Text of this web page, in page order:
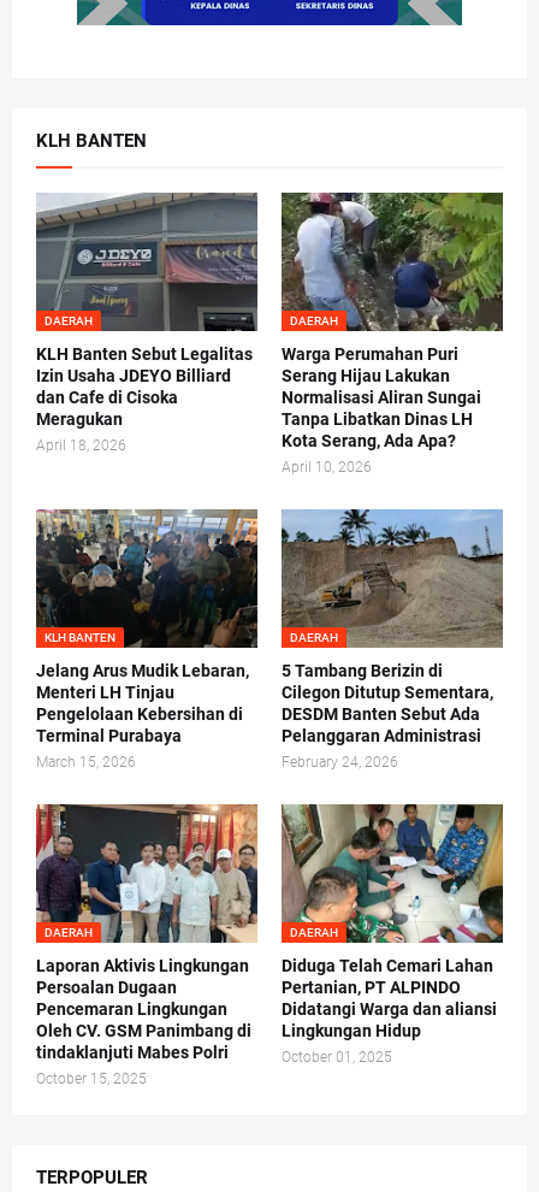
KLH BANTEN
DAERAH
KLH Banten Sebut Legalitas
Izin Usaha JDEYO Billiard
dan Cafe di Cisoka
Meragukan
April 18, 2026
DAERAH
Warga Perumahan Puri
Serang Hijau Lakukan
Normalisasi Aliran Sungai
Tanpa Libatkan Dinas LH
Kota Serang, Ada Apa?
April 10, 2026
KLH BANTEN
Jelang Arus Mudik Lebaran,
Menteri LH Tinjau
Pengelolaan Kebersihan di
Terminal Purabaya
March 15, 2026
DAERAH
5 Tambang Berizin di
Cilegon Ditutup Sementara,
DESDM Banten Sebut Ada
Pelanggaran Administrasi
February 24, 2026
DAERAH
Laporan Aktivis Lingkungan
Persoalan Dugaan
Pencemaran Lingkungan
Oleh CV. GSM Panimbang di
tindaklanjuti Mabes Polri
October 15, 2025
DAERAH
Diduga Telah Cemari Lahan
Pertanian, PT ALPINDO
Didatangi Warga dan aliansi
Lingkungan Hidup
October 01, 2025
TERPOPULER